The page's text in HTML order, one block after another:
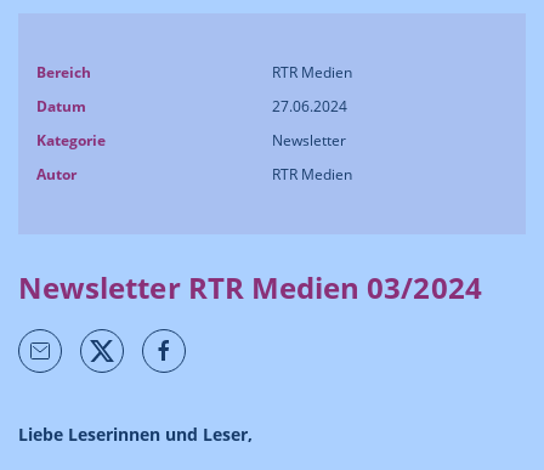
Bereich
RTR Medien
Datum
27.06.2024
Kategorie
Newsletter
Autor
RTR Medien
Newsletter RTR Medien 03/2024
Liebe Leserinnen und Leser,